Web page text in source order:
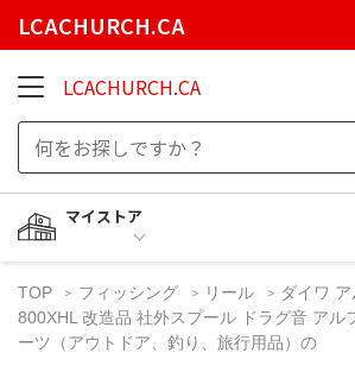
LCACHURCH.CA
LCACHURCH.CA
マイストア
TOP フィッシング リール
ダイワ
800XHL 改造品 社外スプール ドラグ音 アル
ーツ（アウトドア、釣り、旅行用品）の